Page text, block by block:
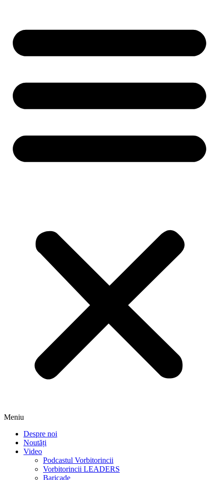
Meniu
Despre noi
Noutăți
Video
Podcastul Vorbitorincii
Vorbitorincii LEADERS
Baricade